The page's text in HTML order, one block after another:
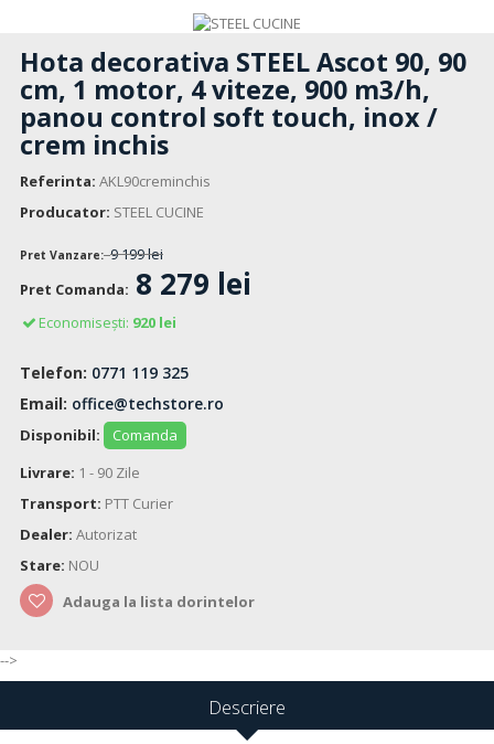
Hota decorativa STEEL Ascot 90, 90
cm, 1 motor, 4 viteze, 900 m3/h,
panou control soft touch, inox /
crem inchis
Referinta: AKL90creminchis
Producator: STEEL CUCINE
Pret Vanzare: 9 199 lei
Pret Comanda: 8 279 lei
Economisești: 920 lei
Telefon: 0771 119 325
Email: office@techstore.ro
Disponibil:
Comanda
Livrare: 1 - 90 Zile
Transport: PTT Curier
Dealer: Autorizat
Stare: NOU
Adauga la lista dorintelor
-->
Descriere